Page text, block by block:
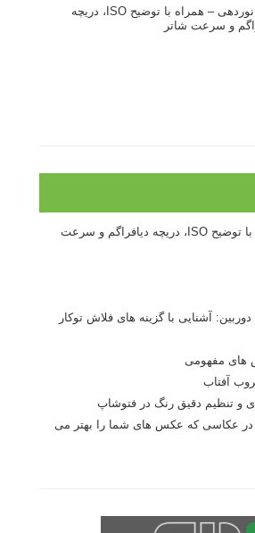
درک نوردهی – همراه با توضیح ISO، دریچه
و سرعت شاتر
درک نوردهی – همراه با توضیح ISO، دریچه دیافراگم و سرعت
آشنایی با گزینه های فلاش توکار
های مفهومی
آفتاب
در عکاسی که عکس های شما را بهتر می